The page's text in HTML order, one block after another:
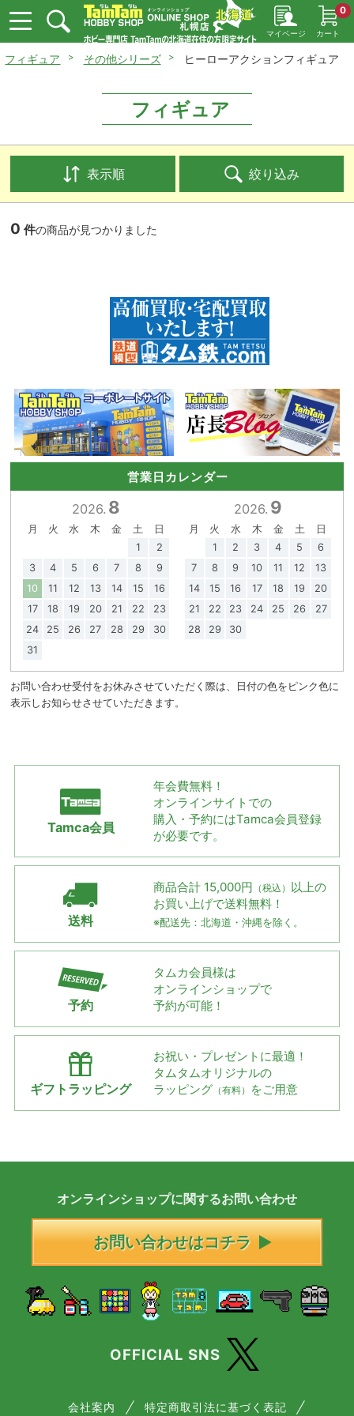
マイページ カート
0
フィギュア その他シリーズ ヒーローアクションフィギュア
フィギュア
表示順 絞り込み
0 件の商品が見つかりました
営業日カレンダー
2026. 8
月 火 水 木 金 土
日
1
2
3
4 5 6 7 8
9
10
11 12 13 14 15
16
17
18 19 20 21 22
23
24
25 26 27 28 29
30
31
2026. 9
月 火 水 木 金 土
日
1
2 3 4 5
6
7
8 9 10 11 12
13
14
15 16 17 18 19
20
21
22 23 24 25 26
27
28
29 30
お問い合わせ受付をお休みさせていただく際は、日付の色をピンク色に
表示しお知らせさせていただきます。
Tamca会員
年会費無料！
オンラインサイトでの
購入・予約にはTamca会員登録
が必要です。
送料
商品合計 15,000円 （税込） 以上の
お買い上げで送料無料！
※配送先：北海道・沖縄を除く。
予約
タムカ会員様は
オンラインショップで
予約が可能！
ギフトラッピング
お祝い・プレゼントに最適！
タムタムオリジナルの
ラッピング （有料） をご用意
オンラインショップに関するお問い合わせ
お問い合わせはコチラ
OFFICIAL SNS
会社案内 特定商取引法に基づく表記